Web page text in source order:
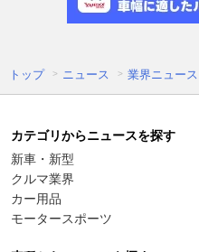
トップ ニュース 業界ニュース
カテゴリからニュースを探す
新車・新型
クルマ業界
カー用品
モータースポーツ